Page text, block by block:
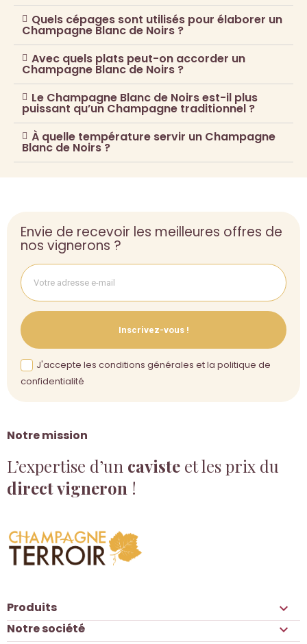
Quels cépages sont utilisés pour élaborer un
Champagne Blanc de Noirs ?
Avec quels plats peut-on accorder un
Champagne Blanc de Noirs ?
Le Champagne Blanc de Noirs est-il plus
puissant qu’un Champagne traditionnel ?
À quelle température servir un Champagne
Blanc de Noirs ?
Notre mission
L’expertise d’un caviste et les prix du
direct vigneron !
Envie de recevoir les meilleures offres de
nos vignerons ?
Inscrivez-vous !
J'accepte les conditions générales et la politique de
confidentialité
Produits 
Notre société 